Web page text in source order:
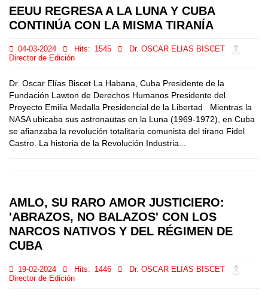
EEUU REGRESA A LA LUNA Y CUBA
CONTINÚA CON LA MISMA TIRANÍA
04-03-2024 Hits: 1545
Dr. OSCAR ELIAS BISCET
Director de Edición
Dr. Oscar Elías Biscet La Habana, Cuba Presidente de la
Fundación Lawton de Derechos Humanos Presidente del
Proyecto Emilia Medalla Presidencial de la Libertad Mientras la
NASA ubicaba sus astronautas en la Luna (1969-1972), en Cuba
se afianzaba la revolución totalitaria comunista del tirano Fidel
Castro. La historia de la Revolución Industria...
AMLO, SU RARO AMOR JUSTICIERO:
'ABRAZOS, NO BALAZOS' CON LOS
NARCOS NATIVOS Y DEL RÉGIMEN DE
CUBA
19-02-2024 Hits: 1446
Dr. OSCAR ELIAS BISCET
Director de Edición